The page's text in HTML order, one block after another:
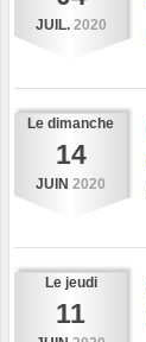
JUIL. 2020
Le dimanche
14
JUIN 2020
Le jeudi
11